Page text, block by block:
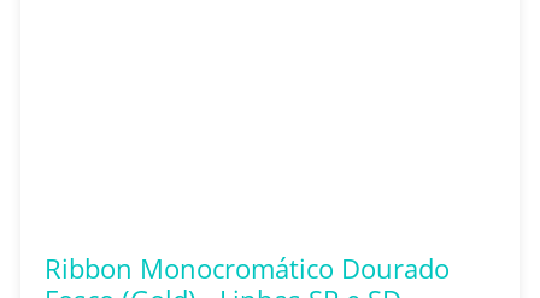
Ribbon Monocromático Dourado